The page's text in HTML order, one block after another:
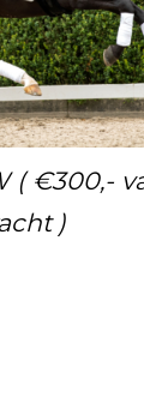
( €300,-
dracht